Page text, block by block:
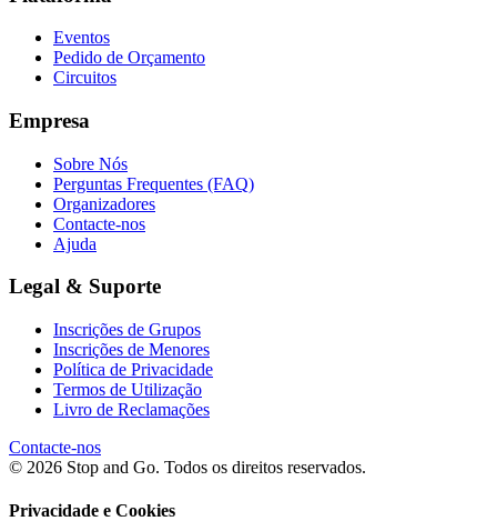
Eventos
Pedido de Orçamento
Circuitos
Empresa
Sobre Nós
Perguntas Frequentes (FAQ)
Organizadores
Contacte-nos
Ajuda
Legal & Suporte
Inscrições de Grupos
Inscrições de Menores
Política de Privacidade
Termos de Utilização
Livro de Reclamações
Contacte-nos
© 2026 Stop and Go. Todos os direitos reservados.
Privacidade e Cookies